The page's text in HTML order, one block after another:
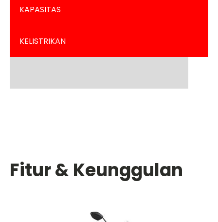
KAPASITAS
KELISTRIKAN
Fitur & Keunggulan